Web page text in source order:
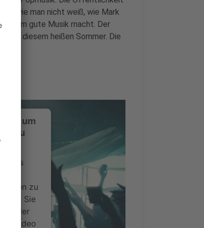
wie man nicht weiß, wie Mark
gute Musik macht. Der
zu diesem heißen Sommer. Die
um
zu
eines
Daten zu
Sie
der
Video